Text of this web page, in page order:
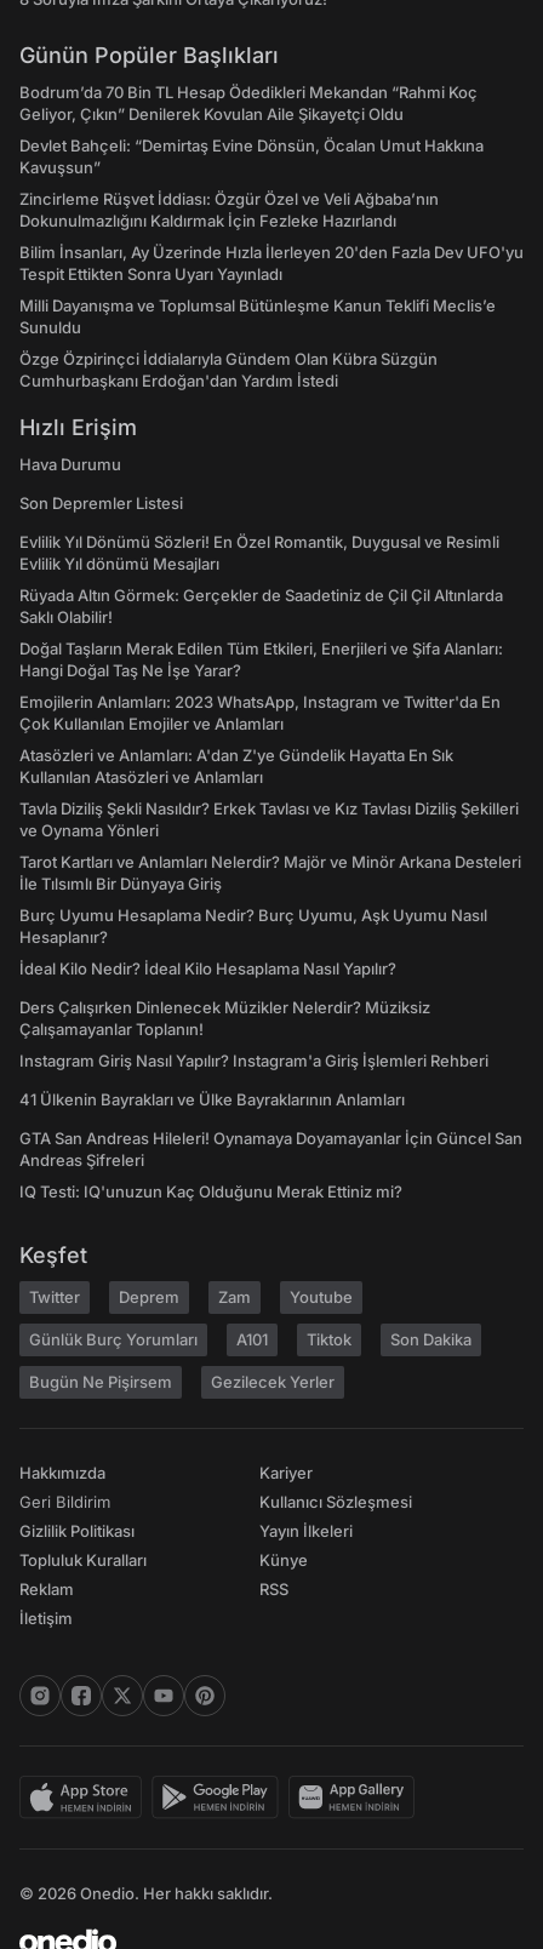
Günün Popüler Başlıkları
Bodrum’da 70 Bin TL Hesap Ödedikleri Mekandan “Rahmi Koç
Geliyor, Çıkın” Denilerek Kovulan Aile Şikayetçi Oldu
Devlet Bahçeli: “Demirtaş Evine Dönsün, Öcalan Umut Hakkına
Kavuşsun”
Zincirleme Rüşvet İddiası: Özgür Özel ve Veli Ağbaba’nın
Dokunulmazlığını Kaldırmak İçin Fezleke Hazırlandı
Bilim İnsanları, Ay Üzerinde Hızla İlerleyen 20'den Fazla Dev UFO'yu
Tespit Ettikten Sonra Uyarı Yayınladı
Milli Dayanışma ve Toplumsal Bütünleşme Kanun Teklifi Meclis’e
Sunuldu
Özge Özpirinçci İddialarıyla Gündem Olan Kübra Süzgün
Cumhurbaşkanı Erdoğan'dan Yardım İstedi
Hızlı Erişim
Hava Durumu
Son Depremler Listesi
Evlilik Yıl Dönümü Sözleri! En Özel Romantik, Duygusal ve Resimli
Evlilik Yıl dönümü Mesajları
Rüyada Altın Görmek: Gerçekler de Saadetiniz de Çil Çil Altınlarda
Saklı Olabilir!
Doğal Taşların Merak Edilen Tüm Etkileri, Enerjileri ve Şifa Alanları:
Hangi Doğal Taş Ne İşe Yarar?
Emojilerin Anlamları: 2023 WhatsApp, Instagram ve Twitter'da En
Çok Kullanılan Emojiler ve Anlamları
Atasözleri ve Anlamları: A'dan Z'ye Gündelik Hayatta En Sık
Kullanılan Atasözleri ve Anlamları
Tavla Diziliş Şekli Nasıldır? Erkek Tavlası ve Kız Tavlası Diziliş Şekilleri
ve Oynama Yönleri
Tarot Kartları ve Anlamları Nelerdir? Majör ve Minör Arkana Desteleri
İle Tılsımlı Bir Dünyaya Giriş
Burç Uyumu Hesaplama Nedir? Burç Uyumu, Aşk Uyumu Nasıl
Hesaplanır?
İdeal Kilo Nedir? İdeal Kilo Hesaplama Nasıl Yapılır?
Ders Çalışırken Dinlenecek Müzikler Nelerdir? Müziksiz
Çalışamayanlar Toplanın!
Instagram Giriş Nasıl Yapılır? Instagram'a Giriş İşlemleri Rehberi
41 Ülkenin Bayrakları ve Ülke Bayraklarının Anlamları
GTA San Andreas Hileleri! Oynamaya Doyamayanlar İçin Güncel San
Andreas Şifreleri
IQ Testi: IQ'unuzun Kaç Olduğunu Merak Ettiniz mi?
Keşfet
Twitter Deprem Zam Youtube
Günlük Burç Yorumları A101 Tiktok Son Dakika
Bugün Ne Pişirsem Gezilecek Yerler
Hakkımızda
Geri Bildirim
Gizlilik Politikası
Topluluk Kuralları
Reklam
İletişim
Kariyer
Kullanıcı Sözleşmesi
Yayın İlkeleri
Künye
RSS
© 2026 Onedio. Her hakkı saklıdır.